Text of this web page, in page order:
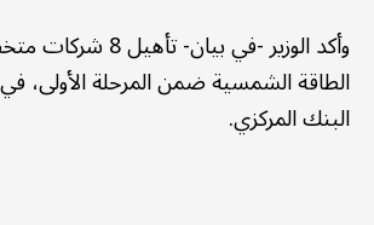
وأكد الوزير -في
الطاقة الشمسية ضمن المرحلة الأولى، في
البنك المركزي.‏